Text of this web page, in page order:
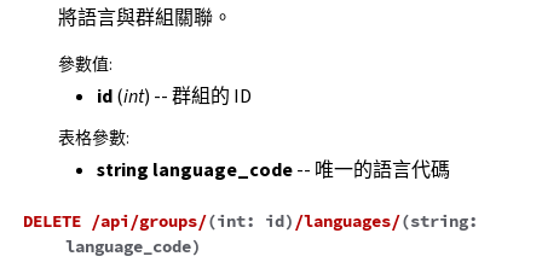
將語言與群組關聯。
參數值:
id(int) -- 群組的 ID
表格參數:
string language_code-- 唯一的語言代碼
DELETE /api/groups/(int: id) /languages/(string:
language_code)